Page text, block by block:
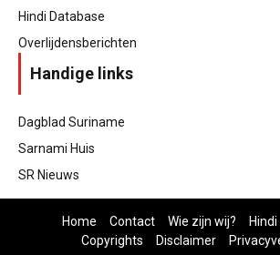
Hindi Database
Overlijdensberichten
Handige links
Dagblad Suriname
Sarnami Huis
SR Nieuws
Home Contact Wie zijn wij?
Copyrights
Disclaimer